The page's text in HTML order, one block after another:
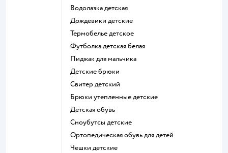
Водолазка детская
Дождевики детские
Термобелье детское
Футболка детская белая
Пиджак для мальчика
Детские брюки
Свитер детский
Брюки утепленные детские
Детская обувь
Сноубутсы детские
Ортопедическая обувь для детей
Чешки детские